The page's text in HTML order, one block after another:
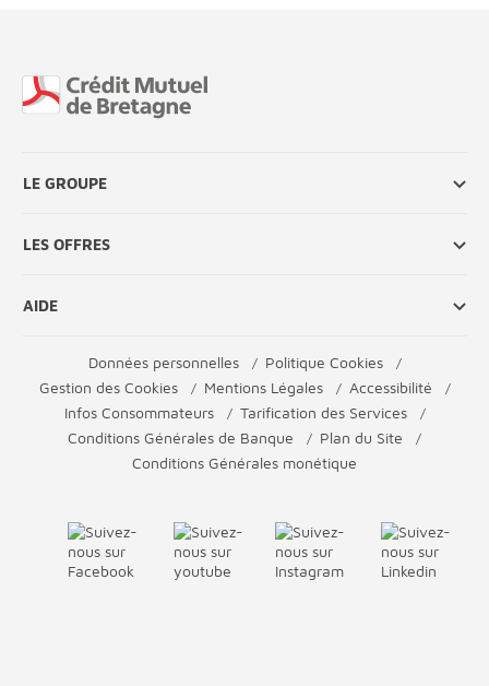
LE GROUPE
LES OFFRES
AIDE
Données personnelles
Politique Cookies
Gestion des Cookies
Mentions Légales
Accessibilité
Infos Consommateurs
Tarification des Services
Conditions Générales de Banque
Plan du Site
Conditions Générales monétique
Fin de page